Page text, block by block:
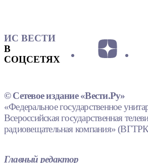
ИС ВЕСТИ
В
СОЦСЕТЯХ
© Сетевое издание «Вести.Ру»
«Федеральное государственное
Всероссийская государственная
радиовещательная компания»
Главный редактор